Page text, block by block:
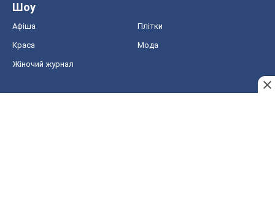
Шоу
Афіша Плітки
Краса Мода
Жіночий журнал